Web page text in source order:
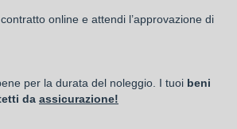
online e attendi l’approvazione di
per la durata del noleggio. I tuoi beni
da assicurazione!